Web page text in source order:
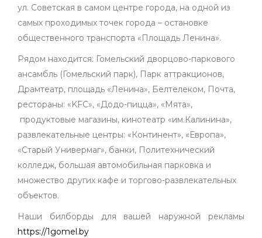
ул. Советская в самом центре города, на одной из
самых проходимых точек города – остановке
общественного транспорта «Площадь Ленина».
Рядом находится: Гомельский дворцово-паркового
ансамбль (Гомельский парк), Парк аттракционов,
Драмтеатр, площадь «Ленина», Белтелеком, Почта,
рестораны: «KFC», «Додо-пицца», «Мята»,
продуктовые магазины, кинотеатр «им.Калинина»,
развлекательные центры: «Континент», «Европа»,
«Старый Универмаг», банки, Политехнический
колледж, большая автомобильная парковка и
множество других кафе и торгово-развлекательных
объектов.
Наши билборды для вашей наружной рекламы
https://1gomel.by